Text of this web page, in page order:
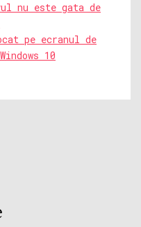
nu este gata de
pe ecranul de
10